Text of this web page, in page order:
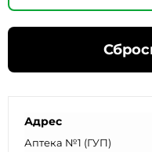
Адрес
Аптека №1 (ГУП)